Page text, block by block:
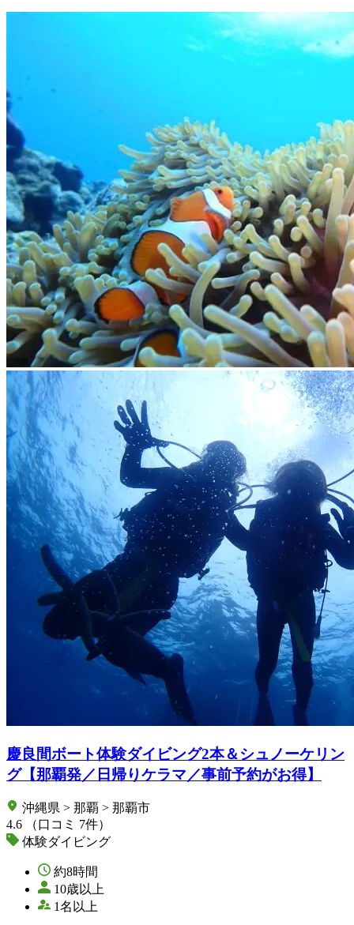
慶良間ボート体験ダイビング2本＆シュノーケリン
グ【那覇発／日帰りケラマ／事前予約がお得】
沖縄県 > 那覇 > 那覇市
4.6
（口コミ 7件）
体験ダイビング
約8時間
10歳以上
1名以上